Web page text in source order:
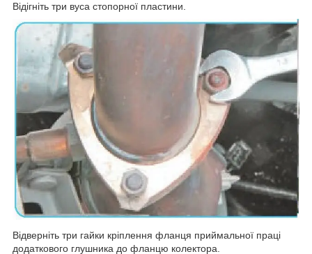
Відігніть три вуса стопорної пластини.
Відверніть три гайки кріплення фланця приймальної праці
додаткового глушника до фланцю колектора.